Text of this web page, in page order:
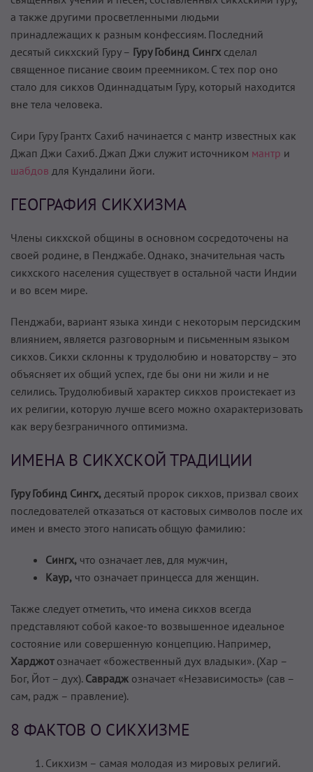
а также другими просветленными людьми
принадлежащих к разным конфессиям. Последний
десятый сикхский Гуру – Гуру Гобинд Сингх сделал
священное писание своим преемником. С тех пор оно
стало для сикхов Одиннадцатым Гуру, который находится
вне тела человека.
Сири Гуру Грантх Сахиб начинается с мантр известных как
Джап Джи Сахиб. Джап Джи служит источником мантр и
шабдов для Кундалини йоги.
ГЕОГРАФИЯ СИКХИЗМА
Члены сикхской общины в основном сосредоточены на
своей родине, в Пенджабе. Однако, значительная часть
сикхского населения существует в остальной части Индии
и во всем мире.
Пенджаби, вариант языка хинди с некоторым персидским
влиянием, является разговорным и письменным языком
сикхов. Сикхи склонны к трудолюбию и новаторству – это
объясняет их общий успех, где бы они ни жили и не
селились. Трудолюбивый характер сикхов проистекает из
их религии, которую лучше всего можно охарактеризовать
как веру безграничного оптимизма.
ИМЕНА В СИКХСКОЙ ТРАДИЦИИ
Гуру Гобинд Сингх, десятый пророк сикхов, призвал своих
последователей отказаться от кастовых символов после их
имен и вместо этого написать общую фамилию:
Сингх, что означает лев, для мужчин,
Каур, что означает принцесса для женщин.
Также следует отметить, что имена сикхов всегда
представляют собой какое-то возвышенное идеальное
состояние или совершенную концепцию. Например,
Харджотозначает «божественный дух владыки». (Хар –
Бог, Йот – дух). Саврадж означает «Независимость» (сав –
сам, радж – правление).
8 ФАКТОВ О СИКХИЗМЕ
Сикхизм – самая молодая из мировых религий.